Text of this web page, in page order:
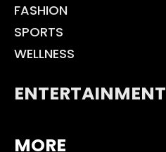
FASHION
SPORTS
WELLNESS
ENTERTAINMENT
MORE